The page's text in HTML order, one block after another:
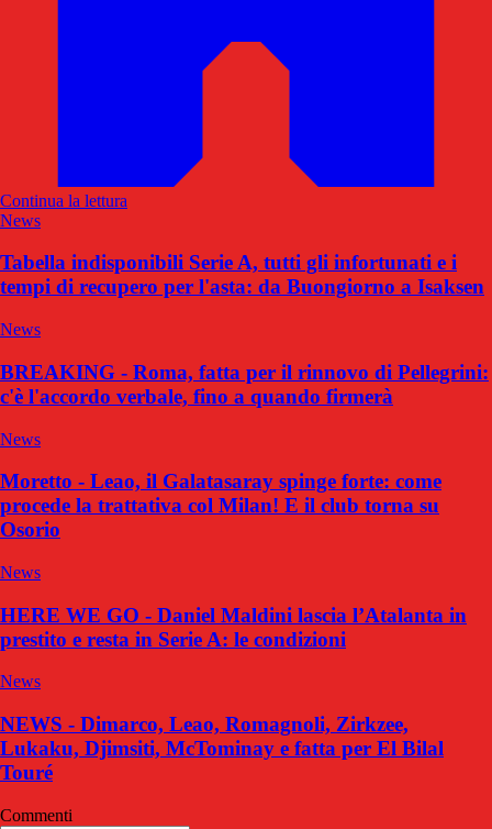
Continua la lettura
News
Tabella indisponibili Serie A, tutti gli infortunati e i
tempi di recupero per l'asta: da Buongiorno a Isaksen
News
BREAKING - Roma, fatta per il rinnovo di Pellegrini:
c'è l'accordo verbale, fino a quando firmerà
News
Moretto - Leao, il Galatasaray spinge forte: come
procede la trattativa col Milan! E il club torna su
Osorio
News
HERE WE GO - Daniel Maldini lascia l’Atalanta in
prestito e resta in Serie A: le condizioni
News
NEWS - Dimarco, Leao, Romagnoli, Zirkzee,
Lukaku, Djimsiti, McTominay e fatta per El Bilal
Touré
Commenti